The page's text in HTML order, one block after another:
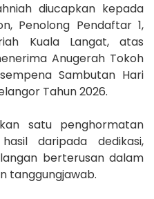
diucapkan kepada
Penolong Pendaftar 1,
Kuala Langat, atas
Anugerah Tokoh
Sambutan Hari
Tahun 2026.
satu penghormatan
daripada dedikasi,
berterusan dalam
tanggungjawab.